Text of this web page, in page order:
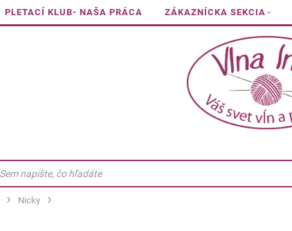
PLETACÍ KLUB- NAŠA PRÁCA ZÁKAZNÍCKA SEKCIA
Nicky